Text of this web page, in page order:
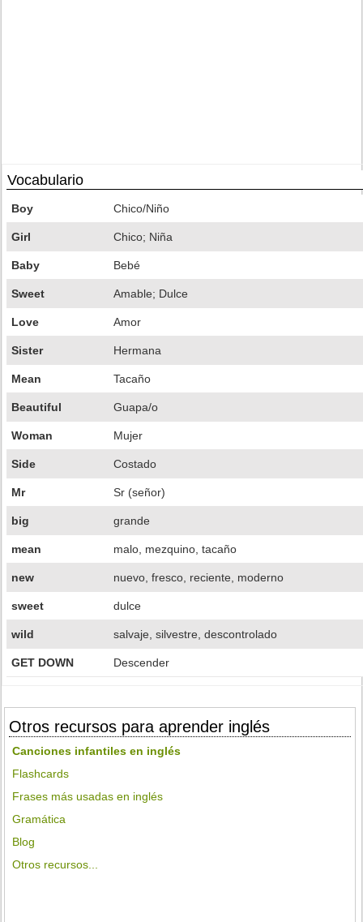
Vocabulario
Boy Chico/Niño
Girl Chico; Niña
Baby Bebé
Sweet Amable; Dulce
Love Amor
Sister Hermana
Mean Tacaño
Beautiful Guapa/o
Woman Mujer
Side Costado
Mr Sr (señor)
big grande
mean malo, mezquino, tacaño
new nuevo, fresco, reciente, moderno
sweet dulce
wild salvaje, silvestre, descontrolado
GET DOWN Descender
Otros recursos para aprender inglés
Canciones infantiles en inglés
Flashcards
Frases más usadas en inglés
Gramática
Blog
Otros recursos...